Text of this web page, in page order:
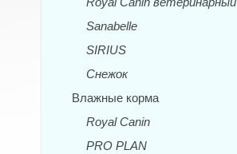
Sanabelle
SIRIUS
Снежок
Влажные корма
Royal Canin
PRO PLAN